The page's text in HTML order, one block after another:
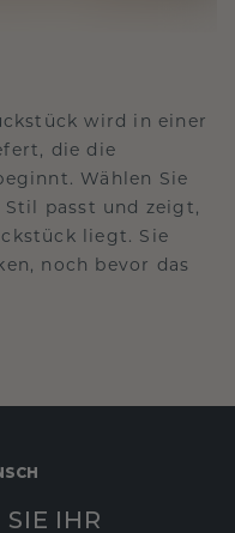
wird in einer
die die
Wählen Sie
Stil passt und zeigt,
liegt. Sie
noch bevor das
IHR